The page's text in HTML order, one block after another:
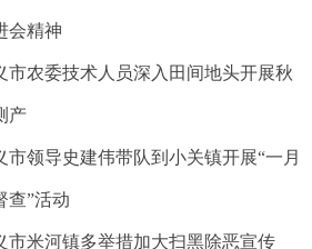
会精神
市农委技术人员深入田间地头开展秋
产
市领导史建伟带队到小关镇开展“一月
查”活动
市米河镇多举措加大扫黑除恶宣传